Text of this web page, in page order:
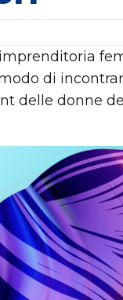
di
delle donne